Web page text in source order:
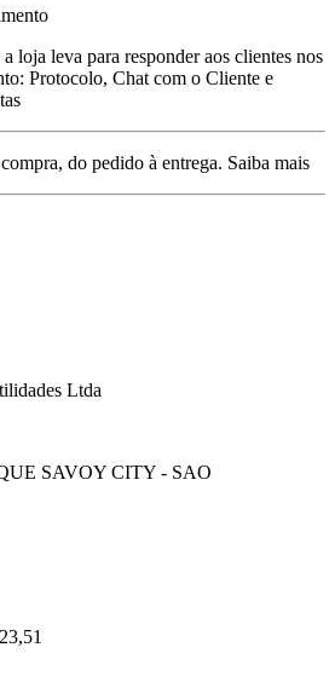
loja leva para responder aos clientes nos
Protocolo, Chat com o Cliente e
do pedido à entrega. Saiba mais
Ltda
SAVOY CITY - SAO
,51